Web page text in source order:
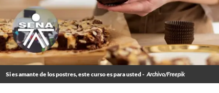
Si es amante de los postres, este curso es para usted - Archivo/Freepik